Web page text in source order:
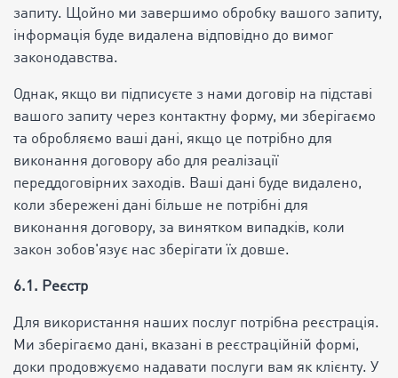
запиту. Щойно ми завершимо обробку вашого запиту,
інформація буде видалена відповідно до вимог
законодавства.
Однак, якщо ви підписуєте з нами договір на підставі
вашого запиту через контактну форму, ми зберігаємо
та обробляємо ваші дані, якщо це потрібно для
виконання договору або для реалізації
переддоговірних заходів. Ваші дані буде видалено,
коли збережені дані більше не потрібні для
виконання договору, за винятком випадків, коли
закон зобов'язує нас зберігати їх довше.
6.1. Реєстр
Для використання наших послуг потрібна реєстрація.
Ми зберігаємо дані, вказані в реєстраційній формі,
доки продовжуємо надавати послуги вам як клієнту. У